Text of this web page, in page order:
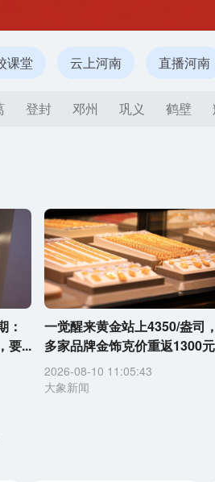
课堂 云上河南 直播河南
登封 邓州 巩义 鹤壁
：
要...
一觉醒来黄金站上4350/盎司
多家品牌金饰克价重返1300元
2026-08-10 11:05:43
大象新闻